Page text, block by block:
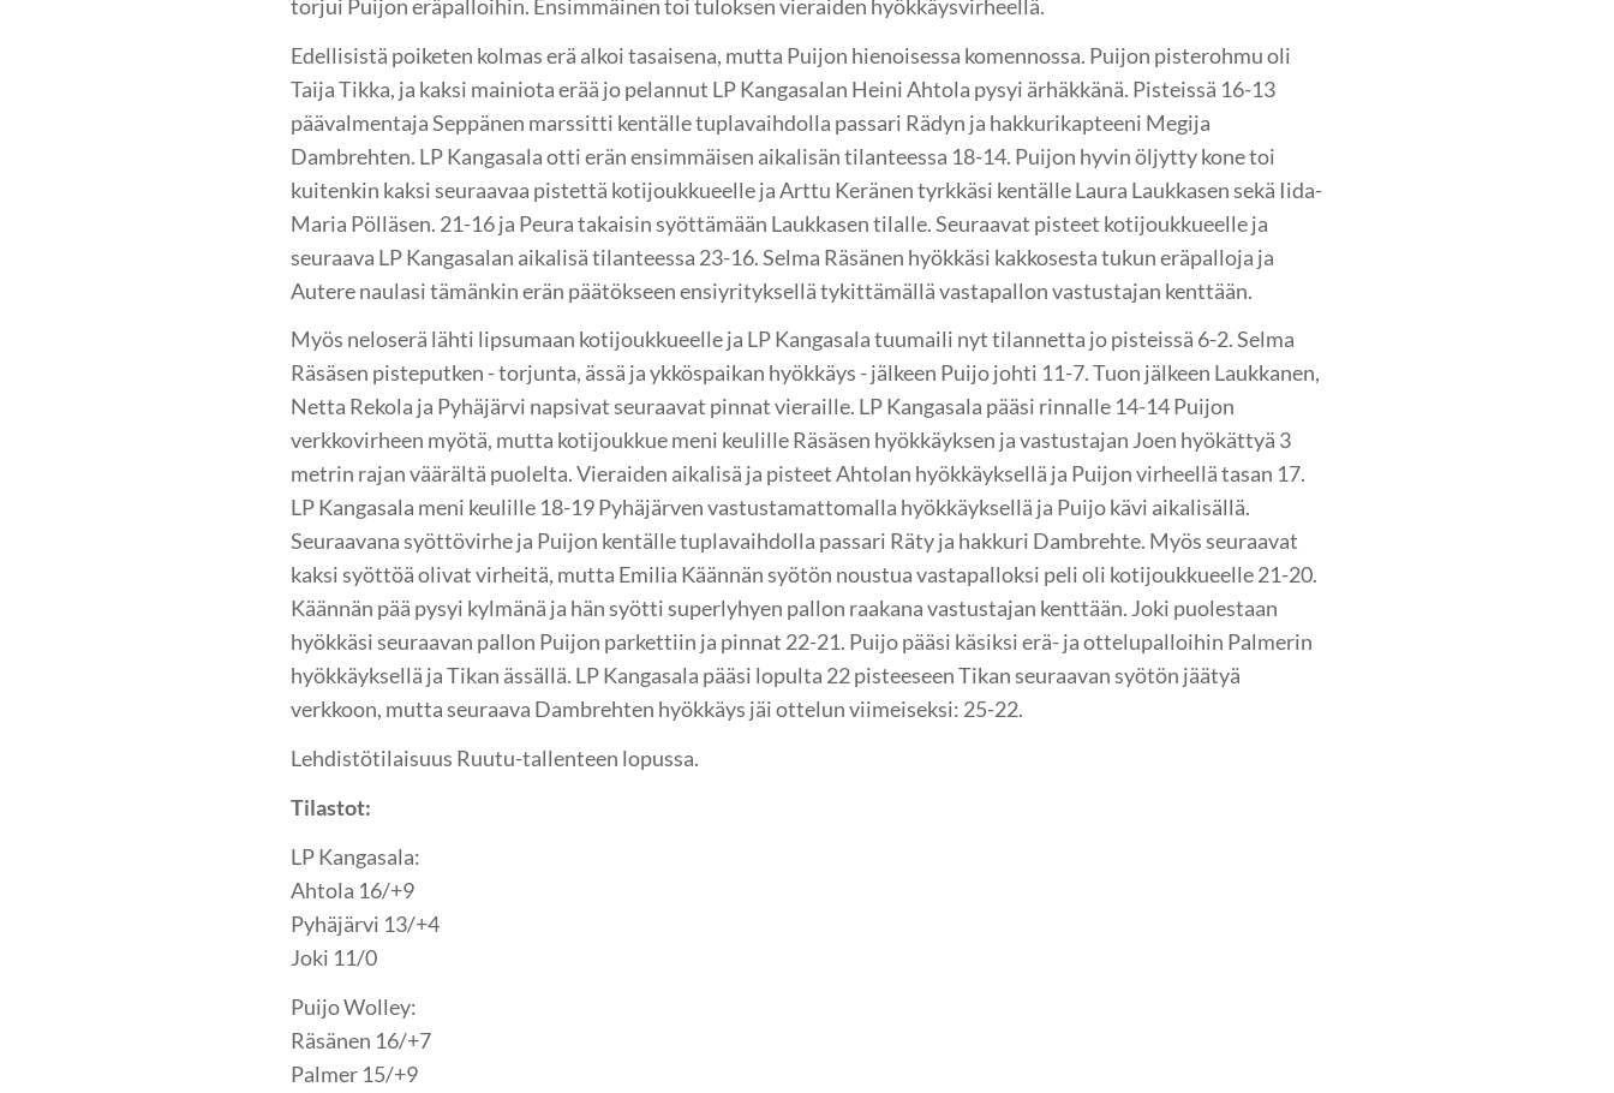
torjui Puijon eräpalloihin. Ensimmäinen toi tuloksen vieraiden hyökkäysvirheellä.
Edellisistä poiketen kolmas erä alkoi tasaisena, mutta Puijon hienoisessa komennossa. Puijon pisterohmu oli
Taija Tikka, ja kaksi mainiota erää jo pelannut LP Kangasalan Heini Ahtola pysyi ärhäkkänä. Pisteissä 16-13
päävalmentaja Seppänen marssitti kentälle tuplavaihdolla passari Rädyn ja hakkurikapteeni Megija
Dambrehten. LP Kangasala otti erän ensimmäisen aikalisän tilanteessa 18-14. Puijon hyvin öljytty kone toi
kuitenkin kaksi seuraavaa pistettä kotijoukkueelle ja Arttu Keränen tyrkkäsi kentälle Laura Laukkasen sekä Iida-
Maria Pölläsen. 21-16 ja Peura takaisin syöttämään Laukkasen tilalle. Seuraavat pisteet kotijoukkueelle ja
seuraava LP Kangasalan aikalisä tilanteessa 23-16. Selma Räsänen hyökkäsi kakkosesta tukun eräpalloja ja
Autere naulasi tämänkin erän päätökseen ensiyrityksellä tykittämällä vastapallon vastustajan kenttään.
Myös neloserä lähti lipsumaan kotijoukkueelle ja LP Kangasala tuumaili nyt tilannetta jo pisteissä 6-2. Selma
Räsäsen pisteputken - torjunta, ässä ja ykköspaikan hyökkäys - jälkeen Puijo johti 11-7. Tuon jälkeen Laukkanen,
Netta Rekola ja Pyhäjärvi napsivat seuraavat pinnat vieraille. LP Kangasala pääsi rinnalle 14-14 Puijon
verkkovirheen myötä, mutta kotijoukkue meni keulille Räsäsen hyökkäyksen ja vastustajan Joen hyökättyä 3
metrin rajan väärältä puolelta. Vieraiden aikalisä ja pisteet Ahtolan hyökkäyksellä ja Puijon virheellä tasan 17.
LP Kangasala meni keulille 18-19 Pyhäjärven vastustamattomalla hyökkäyksellä ja Puijo kävi aikalisällä.
Seuraavana syöttövirhe ja Puijon kentälle tuplavaihdolla passari Räty ja hakkuri Dambrehte. Myös seuraavat
kaksi syöttöä olivat virheitä, mutta Emilia Käännän syötön noustua vastapalloksi peli oli kotijoukkueelle 21-20.
Käännän pää pysyi kylmänä ja hän syötti superlyhyen pallon raakana vastustajan kenttään. Joki puolestaan
hyökkäsi seuraavan pallon Puijon parkettiin ja pinnat 22-21. Puijo pääsi käsiksi erä- ja ottelupalloihin Palmerin
hyökkäyksellä ja Tikan ässällä. LP Kangasala pääsi lopulta 22 pisteeseen Tikan seuraavan syötön jäätyä
verkkoon, mutta seuraava Dambrehten hyökkäys jäi ottelun viimeiseksi: 25-22.
Lehdistötilaisuus Ruutu-tallenteen lopussa.
Tilastot:
LP Kangasala:
Ahtola 16/+9
Pyhäjärvi 13/+4
Joki 11/0
Puijo Wolley:
Räsänen 16/+7
Palmer 15/+9